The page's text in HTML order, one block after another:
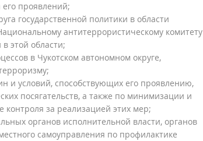
проявлений;
государственной политики в области
антитеррористическому комитету
этой области;
в Чукотском автономном округе,
и условий, способствующих его проявлению,
посягательств, а также по минимизации и
контроля за реализацией этих мер;
органов исполнительной власти, органов
самоуправления по профилактике